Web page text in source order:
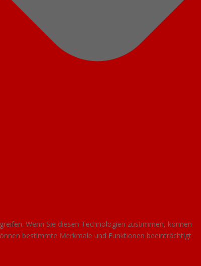
Wenn Sie diesen Technologien zustimmen, können
bestimmte Merkmale und Funktionen beeinträchtigt